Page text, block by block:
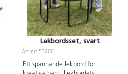
Lekbordsset, svart
Art.nr: 53200
Ett spännande lekbord för